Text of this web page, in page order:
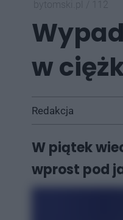
w
Redakcja
W piątek
wprost pod